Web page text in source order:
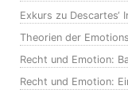
Exkurs zu Descartes‘
Theorien der
Recht und Emotion:
Recht und Emotion: